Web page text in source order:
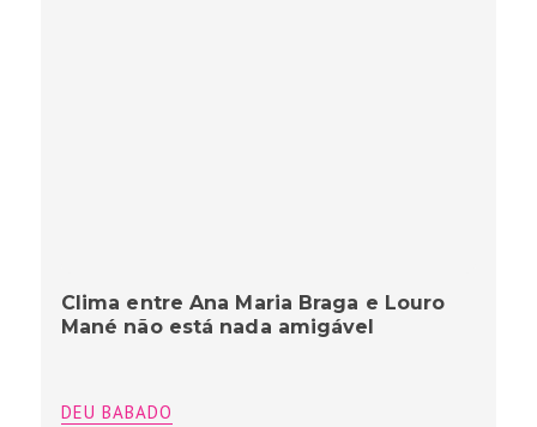
Clima entre Ana Maria Braga e Louro
Mané não está nada amigável
DEU BABADO